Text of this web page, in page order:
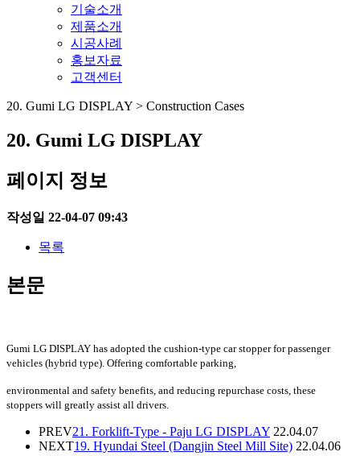
기술소개
제품소개
시공사례
홍보자료
고객센터
20. Gumi LG DISPLAY > Construction Cases
20. Gumi LG DISPLAY
페이지 정보
작성일 22-04-07 09:43
목록
본문
Gumi LG DISPLAY has adopted the cushion-type car stopper for passenger
vehicles (hybrid type). Offering comfortable parking,
environmental and safety benefits, and reducing repurchase costs, these
stoppers will greatly assist all drivers.
PREV21. Forklift-Type - Paju LG DISPLAY 22.04.07
NEXT19. Hyundai Steel (Dangjin Steel Mill Site) 22.04.06